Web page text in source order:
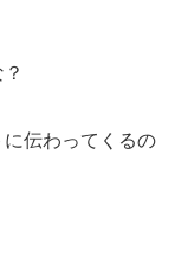
伝わってくるの